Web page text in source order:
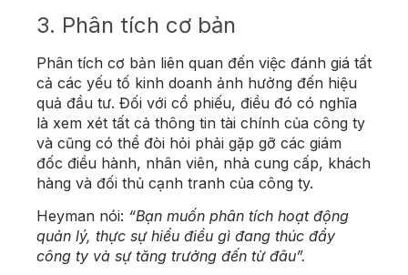
3. Phân tích cơ bản
Phân tích cơ bản liên quan đến việc đánh giá tất
cả các yếu tố kinh doanh ảnh hưởng đến hiệu
quả đầu tư. Đối với cổ phiếu, điều đó có nghĩa
là xem xét tất cả thông tin tài chính của công ty
và cũng có thể đòi hỏi phải gặp gỡ các giám
đốc điều hành, nhân viên, nhà cung cấp, khách
hàng và đối thủ cạnh tranh của công ty.
Heyman nói: “Bạn muốn phân tích hoạt động
quản lý, thực sự hiểu điều gì đang thúc đẩy
công ty và sự tăng trưởng đến từ đâu”.